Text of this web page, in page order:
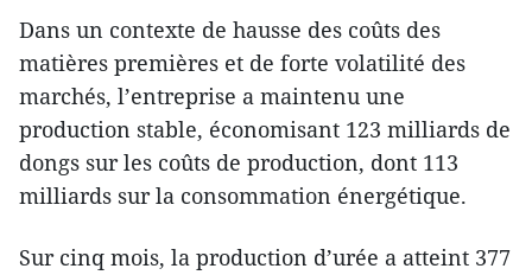
Dans un contexte de hausse des coûts des
matières premières et de forte volatilité des
marchés, l’entreprise a maintenu une
production stable, économisant 123 milliards de
dongs sur les coûts de production, dont 113
milliards sur la consommation énergétique.
Sur cinq mois, la production d’urée a atteint 377